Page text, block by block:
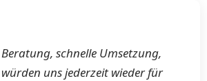
Beratung, schnelle Umsetzung,
uns jederzeit wieder für